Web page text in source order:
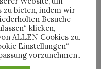
Klamotte
zu bieten, indem wir
Besuche
klicken,
ALLEN Cookies zu.
Einstellungen“
vorzunehmen..